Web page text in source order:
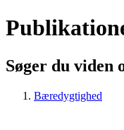
Søger du viden
Bæredygtighed